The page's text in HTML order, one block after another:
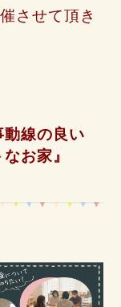
させて頂き
動線の良い
お家』